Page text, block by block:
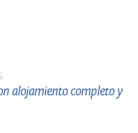
alojamiento completo y